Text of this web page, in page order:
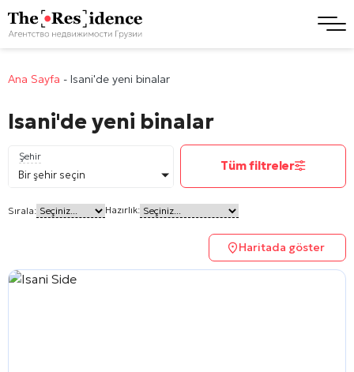
Ana Sayfa - Isani'de yeni binalar
Isani'de yeni binalar
Şehir
Bir şehir seçin
Tüm filtreler
Sırala: Hazırlık:
Haritada göster